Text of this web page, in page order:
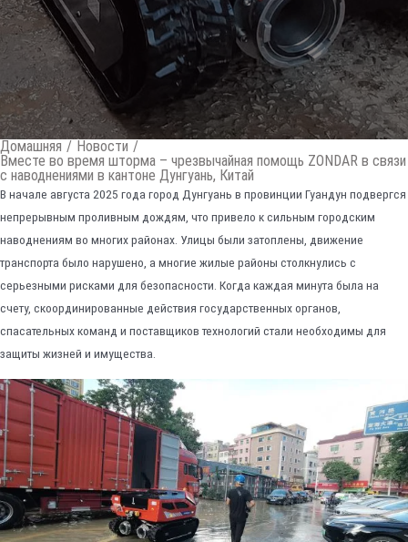
Домашняя / Новости /
Вместе во время шторма – чрезвычайная помощь ZONDAR в связи
с наводнениями в кантоне Дунгуань, Китай
В начале августа 2025 года город Дунгуань в провинции Гуандун подвергся
непрерывным проливным дождям, что привело к сильным городским
наводнениям во многих районах. Улицы были затоплены, движение
транспорта было нарушено, а многие жилые районы столкнулись с
серьезными рисками для безопасности. Когда каждая минута была на
счету, скоординированные действия государственных органов,
спасательных команд и поставщиков технологий стали необходимы для
защиты жизней и имущества.